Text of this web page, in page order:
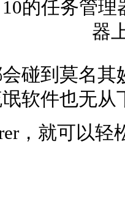
碰到莫名
软件也无从
，就可以